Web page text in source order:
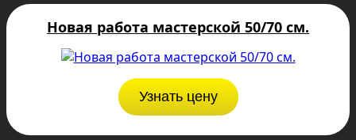
Новая работа мастерской 50/70 см.
Узнать цену